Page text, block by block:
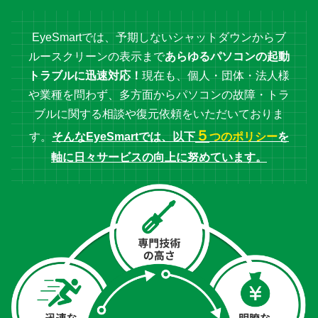
EyeSmartでは、予期しないシャットダウンからブ
ルースクリーンの表示まであらゆるパソコンの起動
トラブルに迅速対応！現在も、個人・団体・法人様
や業種を問わず、 多方面からパソコンの故障・トラ
ブルに関する相談や復元依頼をいただいておりま
す。そんなEyeSmartでは、以下５つのポリシーを
軸に日々サービスの向上に努めています。